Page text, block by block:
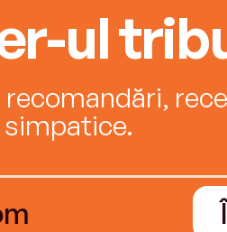
ul
simpatice.